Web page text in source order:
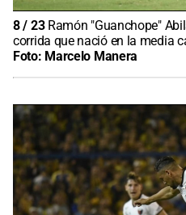
8/ 23 Ramón "Guanchope"
corrida que nació en la media
Foto: Marcelo Manera